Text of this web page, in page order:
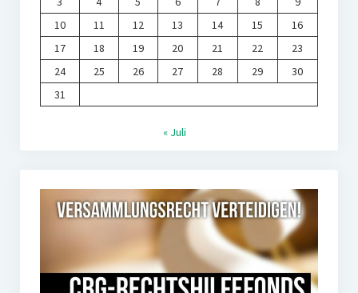
10
11 12 13 14 15
16
17
18 19 20 21 22
23
24
25 26 27 28 29
30
31
« Juli